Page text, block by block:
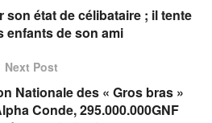
état de célibataire ; il tente
enfants de son ami
Next Post
Nationale des « Gros bras »
Conde, 295.000.000GNF